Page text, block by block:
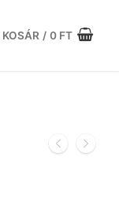
KOSÁR / 0 FT